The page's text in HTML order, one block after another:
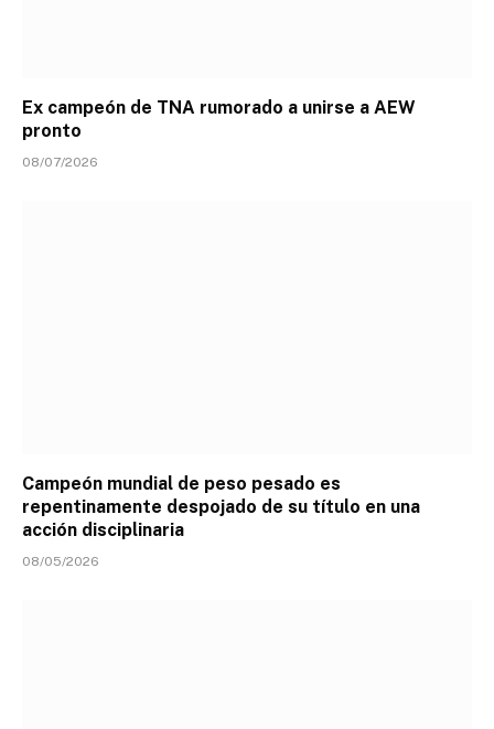
Ex campeón de TNA rumorado a unirse a AEW
pronto
08/07/2026
Campeón mundial de peso pesado es
repentinamente despojado de su título en una
acción disciplinaria
08/05/2026